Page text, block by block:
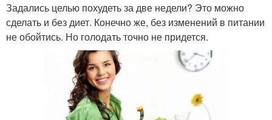
Задались целью похудеть за две недели? Это можно
сделать и без диет. Конечно же, без изменений в питании
не обойтись. Но голодать точно не придется.